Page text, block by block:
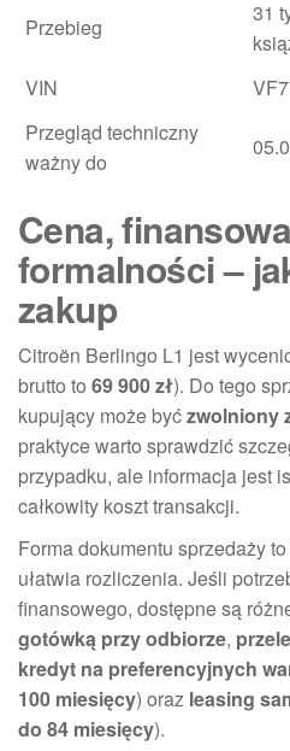
Przebieg
31
VIN
Przegląd techniczny
ważny do
Cena,
formalności –
zakup
Citroën Berlingo L1 jest
brutto to 69 900 zł). Do tego
kupujący może byćzwolniony
praktyce warto sprawdzić
przypadku, ale informacja jest
całkowity koszt transakcji.
Forma dokumentu sprzedaży to
ułatwia rozliczenia. Jeśli
finansowego, dostępne są
gotówką przy odbiorze,
kredyt na preferencyjnych
100 miesięcy) oraz leasing
do 84 miesięcy).